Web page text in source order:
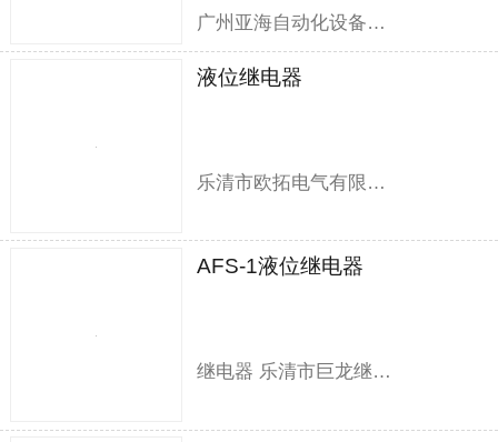
广州亚海自动化设备有限公司
液位继电器
乐清市欧拓电气有限公司
AFS-1液位继电器
继电器 乐清市巨龙继电器有限公司